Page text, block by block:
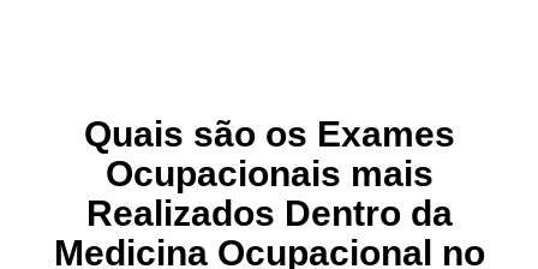
Quais são os Exames
Ocupacionais mais
Realizados Dentro da
Medicina Ocupacional no